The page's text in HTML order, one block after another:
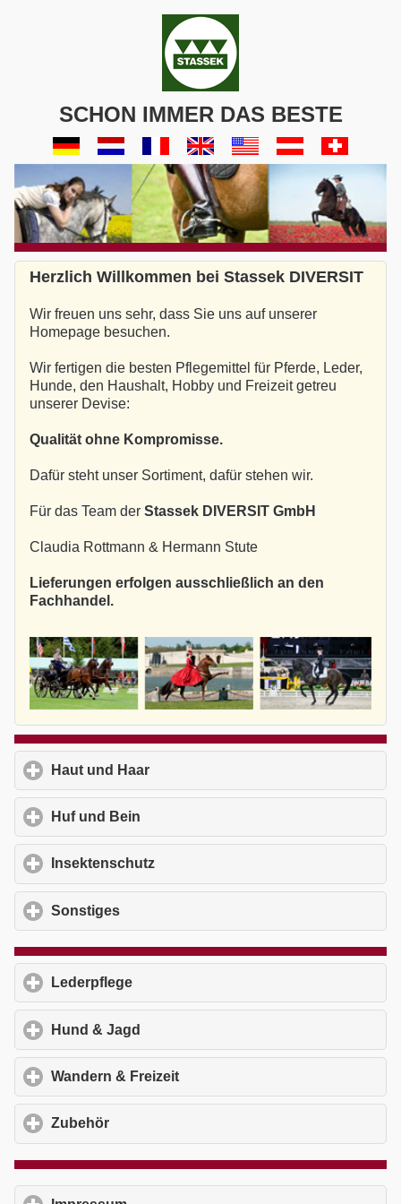
SCHON IMMER DAS BESTE
Herzlich Willkommen bei Stassek DIVERSIT
Wir freuen uns sehr, dass Sie uns auf unserer
Homepage besuchen.
Wir fertigen die besten Pflegemittel für Pferde, Leder,
Hunde, den Haushalt, Hobby und Freizeit getreu
unserer Devise:
Qualität ohne Kompromisse.
Dafür steht unser Sortiment, dafür stehen wir.
Für das Team der Stassek DIVERSIT GmbH
Claudia Rottmann & Hermann Stute
Lieferungen erfolgen ausschließlich an den
Fachhandel.
Haut und Haar
Huf und Bein
Insektenschutz
Sonstiges
Lederpflege
Hund & Jagd
Wandern & Freizeit
Zubehör